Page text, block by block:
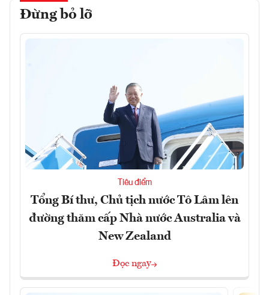
Đừng bỏ lỡ
Tiêu điểm
Tổng Bí thư, Chủ tịch nước Tô Lâm lên
đường thăm cấp Nhà nước Australia và
New Zealand
Đọc ngay